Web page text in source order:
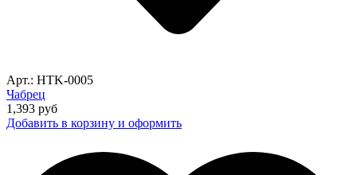
Арт.: HTK-0005
Чабрец
1,393 руб
Добавить в корзину и оформить